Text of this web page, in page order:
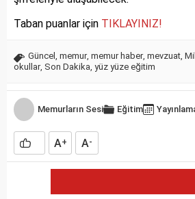
Taban puanlar için TIKLAYINIZ!
Güncel , memur, memur haber, mevzuat,
okullar, Son Dakika, yüz yüze eğitim
Memurların Sesi Eğitim
A+ A-